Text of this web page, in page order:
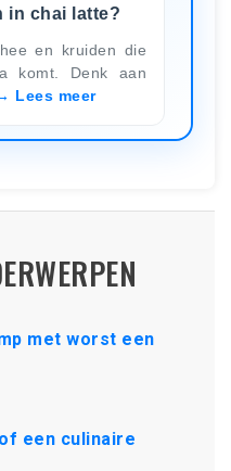
in chai latte?
en kruiden die
komt. Denk aan
Lees meer
met worst een
een culinaire